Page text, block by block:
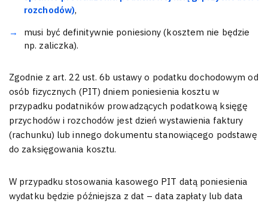
rozchodów),
musi być definitywnie poniesiony (kosztem nie będzie
np. zaliczka).
Zgodnie z art. 22 ust. 6b ustawy o podatku dochodowym od
osób fizycznych (PIT) dniem poniesienia kosztu w
przypadku podatników prowadzących podatkową księgę
przychodów i rozchodów jest dzień wystawienia faktury
(rachunku) lub innego dokumentu stanowiącego podstawę
do zaksięgowania kosztu.
W przypadku stosowania kasowego PIT datą poniesienia
wydatku będzie późniejsza z dat – data zapłaty lub data